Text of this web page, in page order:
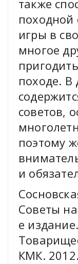
также
игры в
многое
походе. В
советов,
поэтому
и
Советы
е
КМК.